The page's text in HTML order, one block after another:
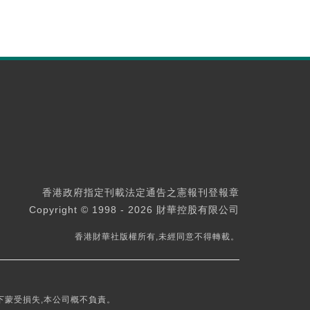
香港政府指定刊載法定通告之憲報刊登報章
Copyright © 1998 - 2026 財華控股有限公司
香港財華社版權所有,未經同意不得轉載。
受損失,本公司概不負責。